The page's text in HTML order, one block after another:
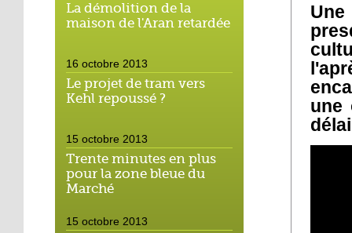
La démolition de la
maison de l'Aran retardée
16 octobre 2013
Le projet de tram vers
Kehl repoussé ?
15 octobre 2013
Trente minutes en plus
pour la zone bleue du
Marché
15 octobre 2013
une